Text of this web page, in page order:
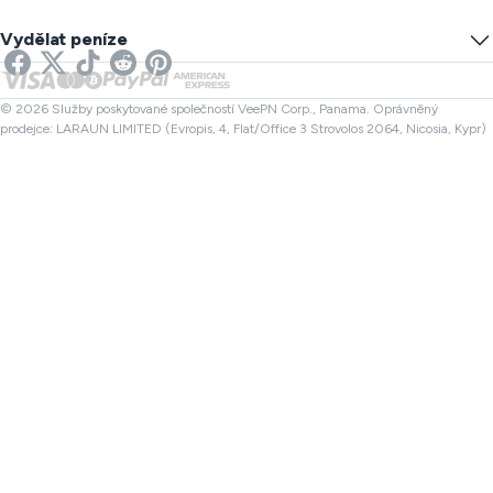
VPN pro Streamování
VPN pro Netflix
Online SMS
Kontrola odkazu
Kontrola souboru
UK VPN
Kanada VPN
Turecko VPN
Vydělat peníze
Partneři
© 2026 Služby poskytované společností VeePN Corp., Panama. Oprávněný
prodejce: LARAUN LIMITED (Evropis, 4, Flat/Office 3 Strovolos 2064, Nicosia, Kypr)